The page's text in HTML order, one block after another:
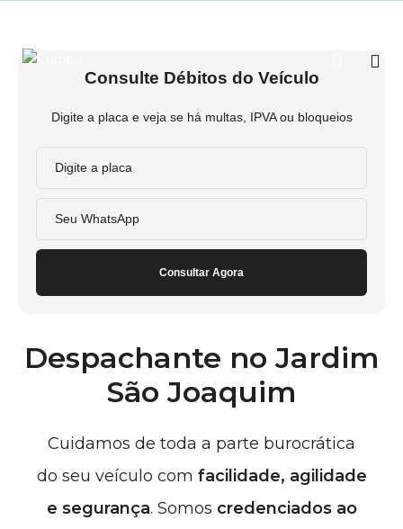
Consulte Débitos do Veículo
Digite a placa e veja se há multas, IPVA ou bloqueios
Consultar Agora
Despachante no Jardim
São Joaquim
Cuidamos de toda a parte burocrática
do seu veículo com facilidade, agilidade
e segurança. Somos credenciados ao